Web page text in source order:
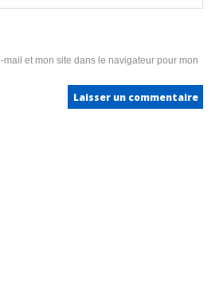
mail et mon site dans le navigateur pour mon